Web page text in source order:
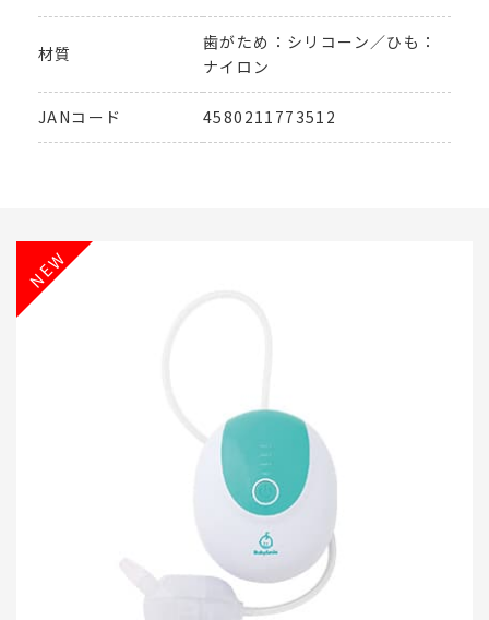
材質
歯がため：シリコーン／ひも：
ナイロン
JANコード 4580211773512